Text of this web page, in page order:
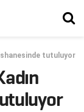
tutuluyor